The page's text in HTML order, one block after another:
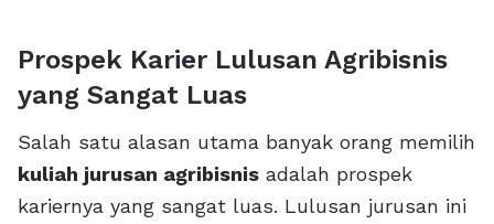
Prospek Karier Lulusan Agribisnis
yang Sangat Luas
Salah satu alasan utama banyak orang memilih
kuliah jurusan agribisnis adalah prospek
kariernya yang sangat luas. Lulusan jurusan ini